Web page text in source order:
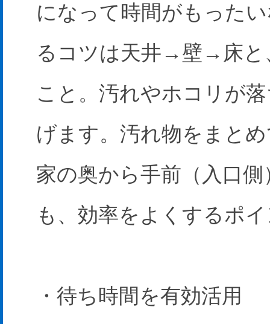
になって時間がもった
るコツは天井→壁→床と
こと。汚れやホコリが
げます。汚れ物をまと
家の奥から手前（入口
も、効率をよくするポ
・待ち時間を有効活用